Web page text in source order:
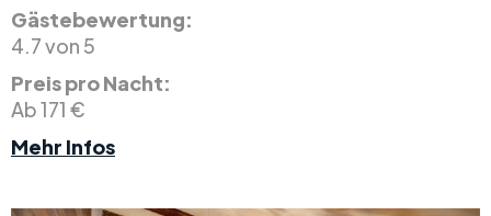
Gästebewertung:
4.7 von 5
Preis pro Nacht:
Ab 171 €
Mehr Infos